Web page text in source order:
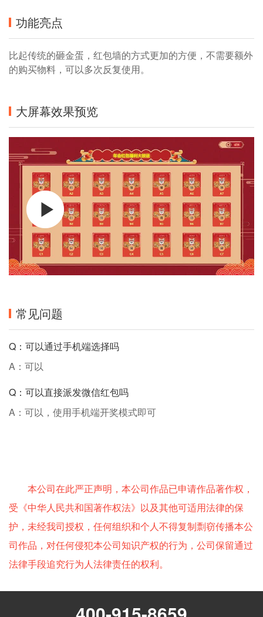
功能亮点
比起传统的砸金蛋，红包墙的方式更加的方便，不需要额外
的购买物料，可以多次反复使用。
大屏幕效果预览
常见问题
Q：可以通过手机端选择吗
A：可以
Q：可以直接派发微信红包吗
A：可以，使用手机端开奖模式即可
本公司在此严正声明，本公司作品已申请作品著作权，
受《中华人民共和国著作权法》以及其他可适用法律的保
护，未经我司授权，任何组织和个人不得复制剽窃传播本公
司作品，对任何侵犯本公司知识产权的行为，公司保留通过
法律手段追究行为人法律责任的权利。